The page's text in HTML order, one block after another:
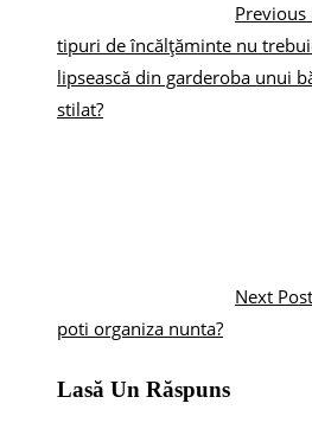
Previous
tipuri de încălțăminte nu
lipsească din garderoba unui
stilat?
Next Post
poti organiza nunta?
Lasă Un Răspuns